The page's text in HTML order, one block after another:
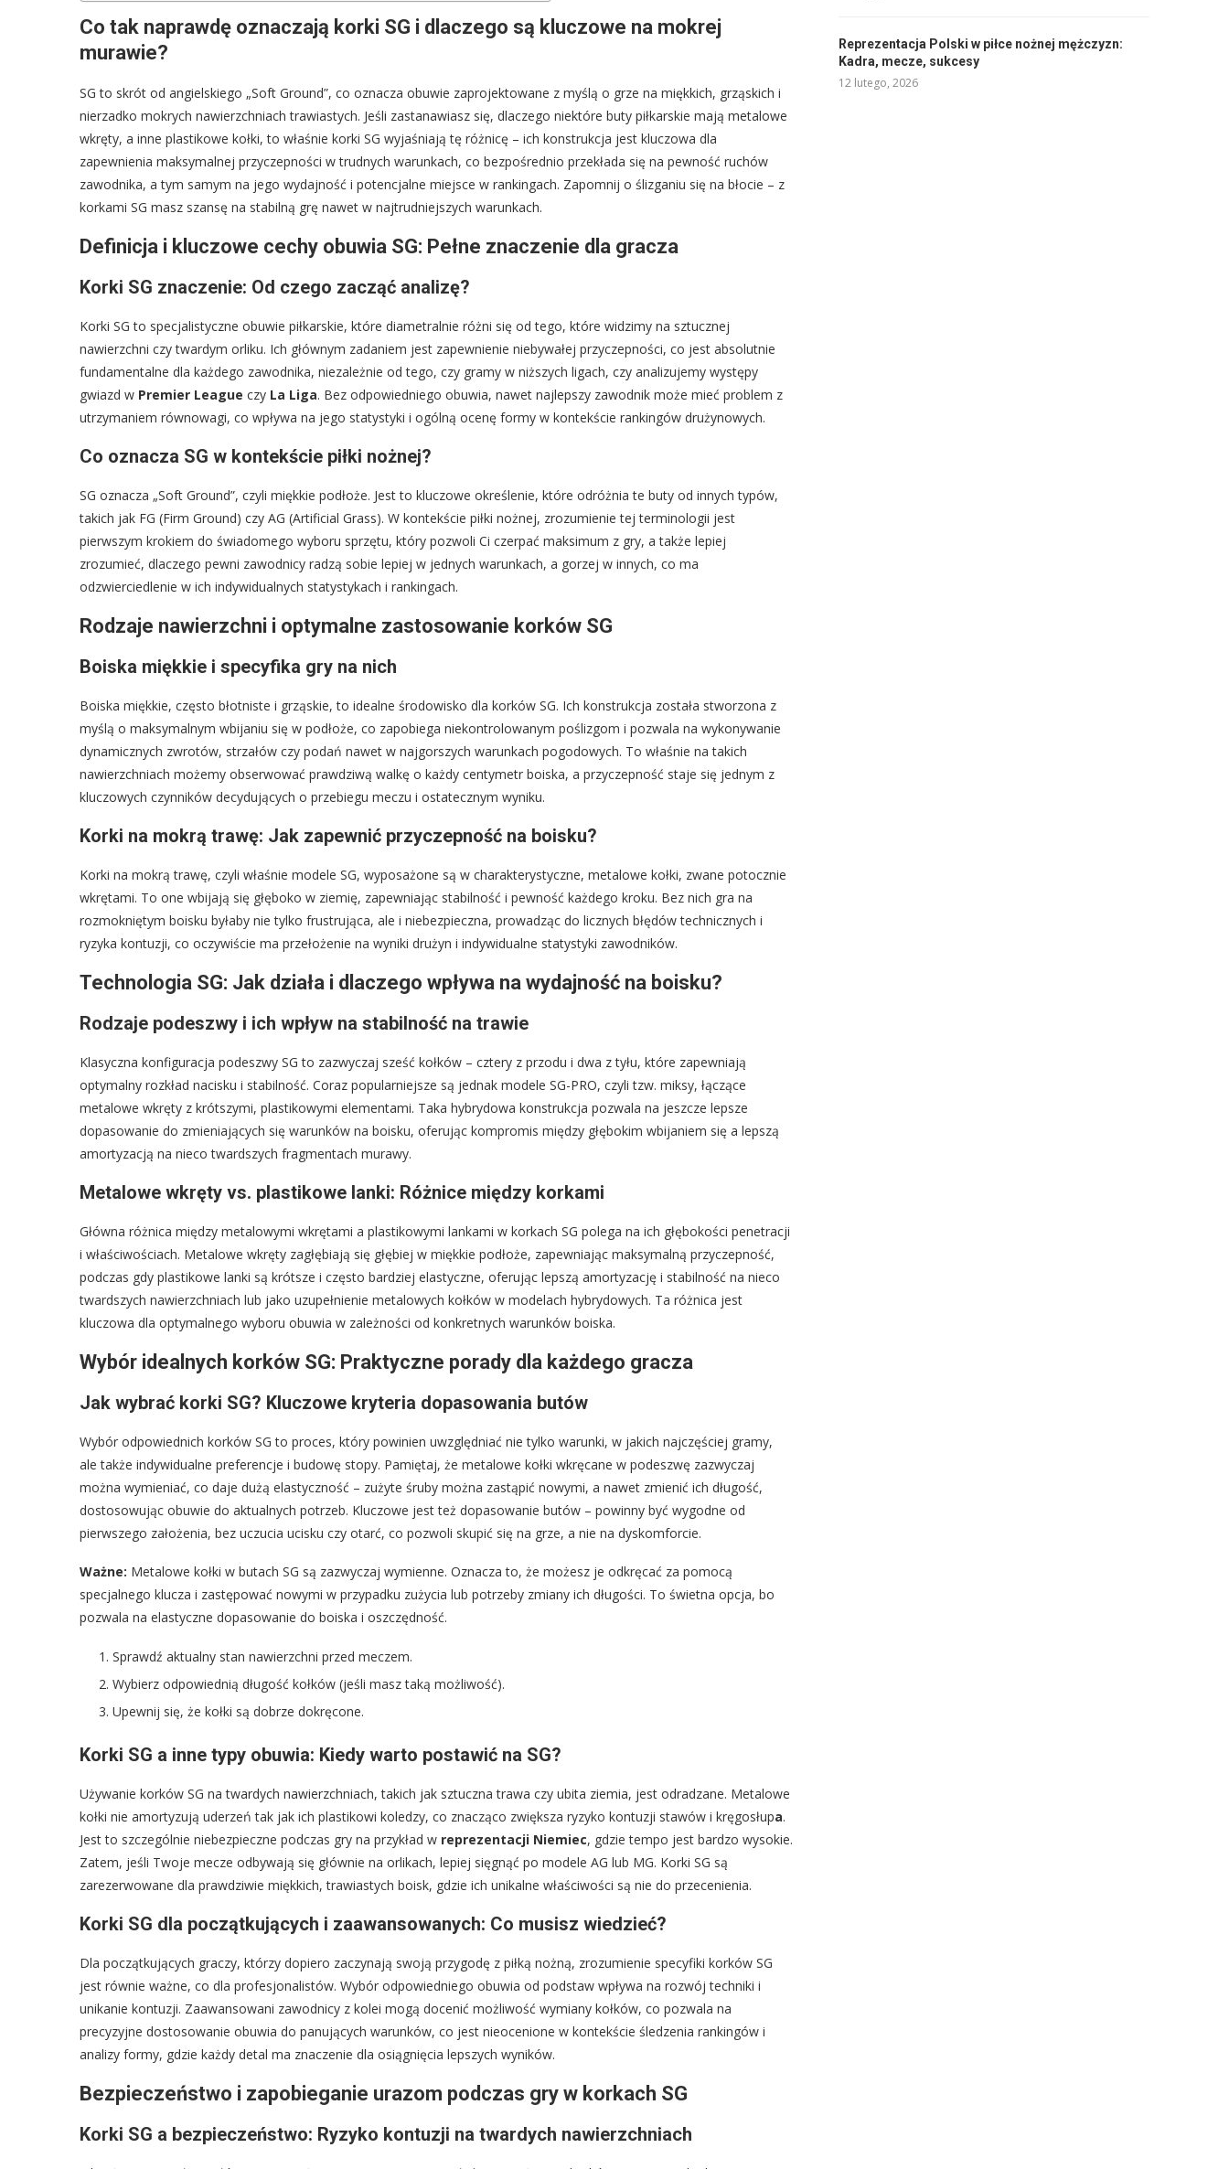
Co tak naprawdę oznaczają korki SG i dlaczego są kluczowe na mokrej
murawie?
SG to skrót od angielskiego „Soft Ground”, co oznacza obuwie zaprojektowane z myślą o grze na miękkich, grząskich i
nierzadko mokrych nawierzchniach trawiastych. Jeśli zastanawiasz się, dlaczego niektóre buty piłkarskie mają metalowe
wkręty, a inne plastikowe kołki, to właśnie korki SG wyjaśniają tę różnicę – ich konstrukcja jest kluczowa dla
zapewnienia maksymalnej przyczepności w trudnych warunkach, co bezpośrednio przekłada się na pewność ruchów
zawodnika, a tym samym na jego wydajność i potencjalne miejsce w rankingach. Zapomnij o ślizganiu się na błocie – z
korkami SG masz szansę na stabilną grę nawet w najtrudniejszych warunkach.
Definicja i kluczowe cechy obuwia SG: Pełne znaczenie dla gracza
Korki SG znaczenie: Od czego zacząć analizę?
Korki SG to specjalistyczne obuwie piłkarskie, które diametralnie różni się od tego, które widzimy na sztucznej
nawierzchni czy twardym orliku. Ich głównym zadaniem jest zapewnienie niebywałej przyczepności, co jest absolutnie
fundamentalne dla każdego zawodnika, niezależnie od tego, czy gramy w niższych ligach, czy analizujemy występy
gwiazd w Premier League czy La Liga. Bez odpowiedniego obuwia, nawet najlepszy zawodnik może mieć problem z
utrzymaniem równowagi, co wpływa na jego statystyki i ogólną ocenę formy w kontekście rankingów drużynowych.
Co oznacza SG w kontekście piłki nożnej?
SG oznacza „Soft Ground”, czyli miękkie podłoże. Jest to kluczowe określenie, które odróżnia te buty od innych typów,
takich jak FG (Firm Ground) czy AG (Artificial Grass). W kontekście piłki nożnej, zrozumienie tej terminologii jest
pierwszym krokiem do świadomego wyboru sprzętu, który pozwoli Ci czerpać maksimum z gry, a także lepiej
zrozumieć, dlaczego pewni zawodnicy radzą sobie lepiej w jednych warunkach, a gorzej w innych, co ma
odzwierciedlenie w ich indywidualnych statystykach i rankingach.
Rodzaje nawierzchni i optymalne zastosowanie korków SG
Boiska miękkie i specyfika gry na nich
Boiska miękkie, często błotniste i grząskie, to idealne środowisko dla korków SG. Ich konstrukcja została stworzona z
myślą o maksymalnym wbijaniu się w podłoże, co zapobiega niekontrolowanym poślizgom i pozwala na wykonywanie
dynamicznych zwrotów, strzałów czy podań nawet w najgorszych warunkach pogodowych. To właśnie na takich
nawierzchniach możemy obserwować prawdziwą walkę o każdy centymetr boiska, a przyczepność staje się jednym z
kluczowych czynników decydujących o przebiegu meczu i ostatecznym wyniku.
Korki na mokrą trawę: Jak zapewnić przyczepność na boisku?
Korki na mokrą trawę, czyli właśnie modele SG, wyposażone są w charakterystyczne, metalowe kołki, zwane potocznie
wkrętami. To one wbijają się głęboko w ziemię, zapewniając stabilność i pewność każdego kroku. Bez nich gra na
rozmokniętym boisku byłaby nie tylko frustrująca, ale i niebezpieczna, prowadząc do licznych błędów technicznych i
ryzyka kontuzji, co oczywiście ma przełożenie na wyniki drużyn i indywidualne statystyki zawodników.
Technologia SG: Jak działa i dlaczego wpływa na wydajność na boisku?
Rodzaje podeszwy i ich wpływ na stabilność na trawie
Klasyczna konfiguracja podeszwy SG to zazwyczaj sześć kołków – cztery z przodu i dwa z tyłu, które zapewniają
optymalny rozkład nacisku i stabilność. Coraz popularniejsze są jednak modele SG-PRO, czyli tzw. miksy, łączące
metalowe wkręty z krótszymi, plastikowymi elementami. Taka hybrydowa konstrukcja pozwala na jeszcze lepsze
dopasowanie do zmieniających się warunków na boisku, oferując kompromis między głębokim wbijaniem się a lepszą
amortyzacją na nieco twardszych fragmentach murawy.
Metalowe wkręty vs. plastikowe lanki: Różnice między korkami
Główna różnica między metalowymi wkrętami a plastikowymi lankami w korkach SG polega na ich głębokości penetracji
i właściwościach. Metalowe wkręty zagłębiają się głębiej w miękkie podłoże, zapewniając maksymalną przyczepność,
podczas gdy plastikowe lanki są krótsze i często bardziej elastyczne, oferując lepszą amortyzację i stabilność na nieco
twardszych nawierzchniach lub jako uzupełnienie metalowych kołków w modelach hybrydowych. Ta różnica jest
kluczowa dla optymalnego wyboru obuwia w zależności od konkretnych warunków boiska.
Wybór idealnych korków SG: Praktyczne porady dla każdego gracza
Jak wybrać korki SG? Kluczowe kryteria dopasowania butów
Wybór odpowiednich korków SG to proces, który powinien uwzględniać nie tylko warunki, w jakich najczęściej gramy,
ale także indywidualne preferencje i budowę stopy. Pamiętaj, że metalowe kołki wkręcane w podeszwę zazwyczaj
można wymieniać, co daje dużą elastyczność – zużyte śruby można zastąpić nowymi, a nawet zmienić ich długość,
dostosowując obuwie do aktualnych potrzeb. Kluczowe jest też dopasowanie butów – powinny być wygodne od
pierwszego założenia, bez uczucia ucisku czy otarć, co pozwoli skupić się na grze, a nie na dyskomforcie.
Ważne: Metalowe kołki w butach SG są zazwyczaj wymienne. Oznacza to, że możesz je odkręcać za pomocą
specjalnego klucza i zastępować nowymi w przypadku zużycia lub potrzeby zmiany ich długości. To świetna opcja, bo
pozwala na elastyczne dopasowanie do boiska i oszczędność.
Sprawdź aktualny stan nawierzchni przed meczem.
Wybierz odpowiednią długość kołków (jeśli masz taką możliwość).
Upewnij się, że kołki są dobrze dokręcone.
Korki SG a inne typy obuwia: Kiedy warto postawić na SG?
Używanie korków SG na twardych nawierzchniach, takich jak sztuczna trawa czy ubita ziemia, jest odradzane. Metalowe
kołki nie amortyzują uderzeń tak jak ich plastikowi koledzy, co znacząco zwiększa ryzyko kontuzji stawów i kręgosłupa.
Jest to szczególnie niebezpieczne podczas gry na przykład w reprezentacji Niemiec, gdzie tempo jest bardzo wysokie.
Zatem, jeśli Twoje mecze odbywają się głównie na orlikach, lepiej sięgnąć po modele AG lub MG. Korki SG są
zarezerwowane dla prawdziwie miękkich, trawiastych boisk, gdzie ich unikalne właściwości są nie do przecenienia.
Korki SG dla początkujących i zaawansowanych: Co musisz wiedzieć?
Dla początkujących graczy, którzy dopiero zaczynają swoją przygodę z piłką nożną, zrozumienie specyfiki korków SG
jest równie ważne, co dla profesjonalistów. Wybór odpowiedniego obuwia od podstaw wpływa na rozwój techniki i
unikanie kontuzji. Zaawansowani zawodnicy z kolei mogą docenić możliwość wymiany kołków, co pozwala na
precyzyjne dostosowanie obuwia do panujących warunków, co jest nieocenione w kontekście śledzenia rankingów i
analizy formy, gdzie każdy detal ma znaczenie dla osiągnięcia lepszych wyników.
Bezpieczeństwo i zapobieganie urazom podczas gry w korkach SG
Korki SG a bezpieczeństwo: Ryzyko kontuzji na twardych nawierzchniach
Reprezentacja Polski w piłce nożnej mężczyzn:
Kadra, mecze, sukcesy
12 lutego, 2026